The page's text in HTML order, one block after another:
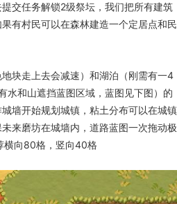
交任务解锁2级祭坛，我们把所有建筑
有村民可以在森林建造一个定居点和民
块走上去会减速）和湖泊（刚需有一4
水和山遮挡蓝图区域，蓝图见下图）的
墙开始规划城镇，粘土分布可以在城镇
来磨坊在城墙内，道路蓝图一次拖动极
横向80格，竖向40格